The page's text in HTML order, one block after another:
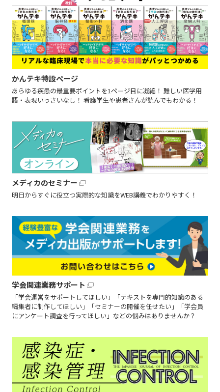
かんテキ特設ページ
あらゆる疾患の最重要ポイントを1ページ目に凝縮！ 難しい医学用
語・表現いっさいなし！ 看護学生や患者さんが読んでもわかる！
メディカのセミナー
明日からすぐに役立つ実際的な知識をWEB講義でわかりやすく！
学会関連業務サポート
「学会運営をサポートしてほしい」「テキストを専門的知識のある
編集者に制作してほしい」「セミナーの開催を任せたい」「学会員
にアンケート調査を行ってほしい」などの悩みはありませんか？